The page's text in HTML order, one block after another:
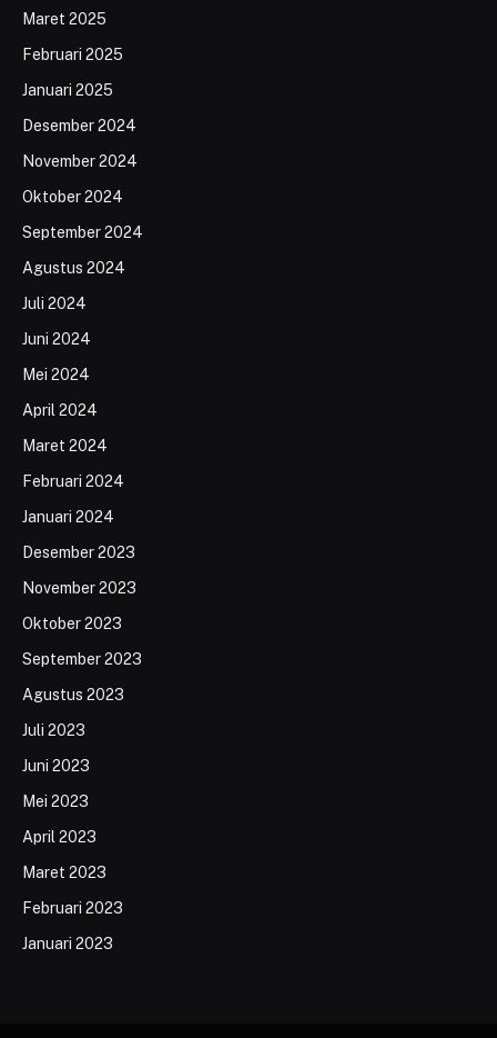
Maret 2025
Februari 2025
Januari 2025
Desember 2024
November 2024
Oktober 2024
September 2024
Agustus 2024
Juli 2024
Juni 2024
Mei 2024
April 2024
Maret 2024
Februari 2024
Januari 2024
Desember 2023
November 2023
Oktober 2023
September 2023
Agustus 2023
Juli 2023
Juni 2023
Mei 2023
April 2023
Maret 2023
Februari 2023
Januari 2023